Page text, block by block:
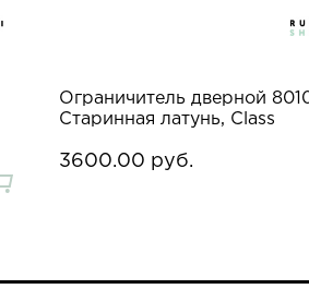
Ограничитель дверной
Старинная латунь, Class
3600.00 руб.